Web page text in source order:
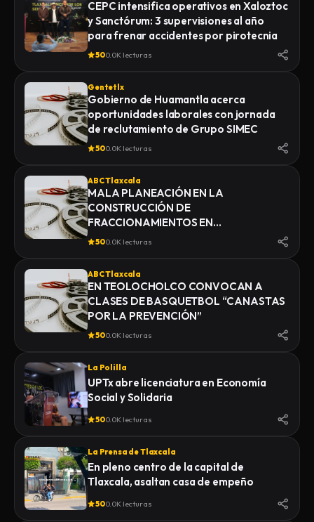
CEPC intensifica operativos en Xaloztoc
y Sanctórum: 3 supervisiones al año
para frenar accidentes por pirotecnia
500.0K lecturas
Gentetlx
Gobierno de Huamantla acerca
oportunidades laborales con jornada
de reclutamiento de Grupo SIMEC
500.0K lecturas
ABC Tlaxcala
MALA PLANEACIÓN EN LA
CONSTRUCCIÓN DE
FRACCIONAMIENTOS EN
YAUHQUEMEHCAN GENERA QUE
500.0K lecturas
ABC Tlaxcala
EN TEOLOCHOLCO CONVOCAN A
CLASES DE BASQUETBOL “CANASTAS
POR LA PREVENCIÓN”
500.0K lecturas
La Polilla
UPTx abre licenciatura en Economía
Social y Solidaria
500.0K lecturas
La Prensa de Tlaxcala
En pleno centro de la capital de
Tlaxcala, asaltan casa de empeño
500.0K lecturas